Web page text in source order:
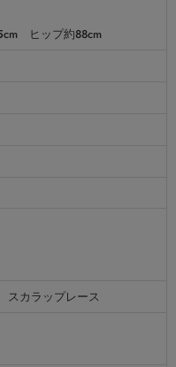
ヒップ約88cm
スカラップレース